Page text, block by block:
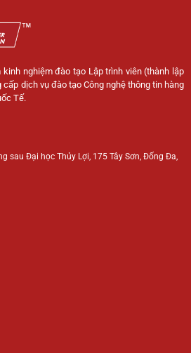
kinh nghiệm đào tạo Lập trình viên (thành lập
dịch vụ đào tạo Công nghệ thông tin hàng
Tế.
sau Đại học Thủy Lợi, 175 Tây Sơn, Đống Đa,